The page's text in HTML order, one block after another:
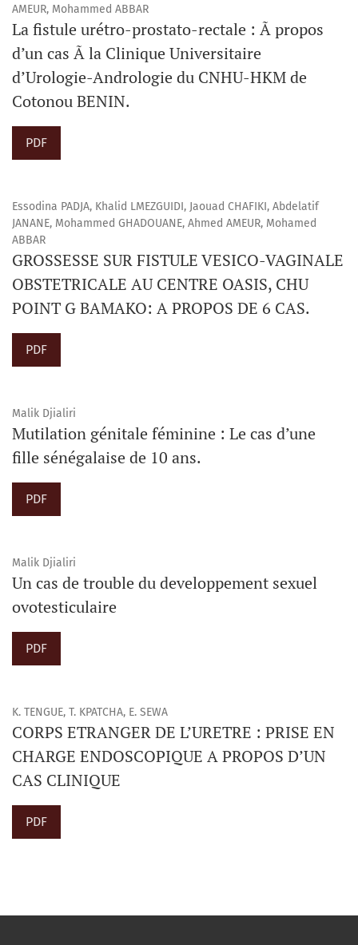
AMEUR, Mohammed ABBAR
La fistule urétro-prostato-rectale : Ã propos
d’un cas Ã la Clinique Universitaire
d’Urologie-Andrologie du CNHU-HKM de
Cotonou BENIN.
PDF
Essodina PADJA, Khalid LMEZGUIDI, Jaouad CHAFIKI, Abdelatif
JANANE, Mohammed GHADOUANE, Ahmed AMEUR, Mohamed
ABBAR
GROSSESSE SUR FISTULE VESICO-VAGINALE
OBSTETRICALE AU CENTRE OASIS, CHU
POINT G BAMAKO: A PROPOS DE 6 CAS.
PDF
Malik Djialiri
Mutilation génitale féminine : Le cas d’une
fille sénégalaise de 10 ans.
PDF
Malik Djialiri
Un cas de trouble du developpement sexuel
ovotesticulaire
PDF
K. TENGUE, T. KPATCHA, E. SEWA
CORPS ETRANGER DE L’URETRE : PRISE EN
CHARGE ENDOSCOPIQUE A PROPOS D’UN
CAS CLINIQUE
PDF